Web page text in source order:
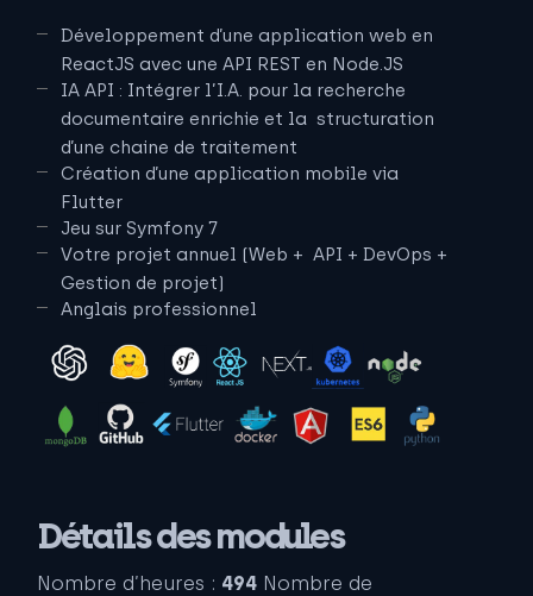
Développement d’une application web en
ReactJS avec une API REST en Node.JS
IA API : Intégrer l’I.A. pour la recherche
documentaire enrichie et la structuration
d’une chaine de traitement
Création d’une application mobile via
Flutter
Jeu sur Symfony 7
Votre projet annuel (Web + API + DevOps +
Gestion de projet)
Anglais professionnel
Détails des modules
Nombre d’heures : 494 Nombre de